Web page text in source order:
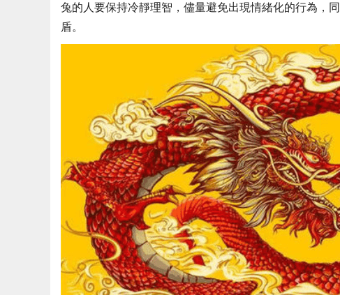
兔的人要保持冷靜理智，儘量避免出現情緒化的行為，
盾。